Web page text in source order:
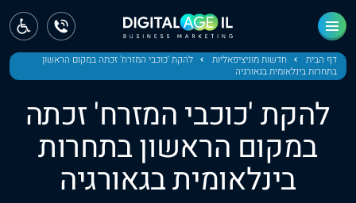
דף הבית חדשות מוניציפאליות
להקת 'כוכבי המזרח' זכתה במקום הראשון
בתחרות בינלאומית בגאורגיה
להקת 'כוכבי המזרח' זכתה
במקום הראשון בתחרות
בינלאומית בגאורגיה
ראשי
חדשות
מחוז חיפה
מחוז מרכז